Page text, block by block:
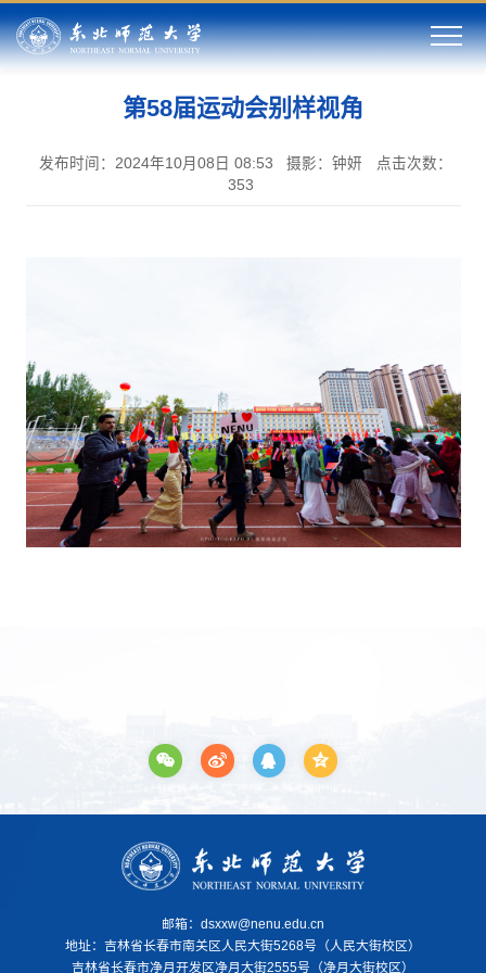
第58届运动会别样视角
发布时间：2024年10月08日 08:53 摄影：钟妍
点击次数：
353
邮箱：dsxxw@nenu.edu.cn
地址： 吉林省长春市南关区人民大街5268号（人民大街校区）
吉林省长春市净月开发区净月大街2555号（净月大街校区）